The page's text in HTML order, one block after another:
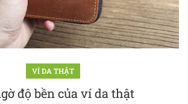
VÍ DA THẬT
độ bền của ví da thật